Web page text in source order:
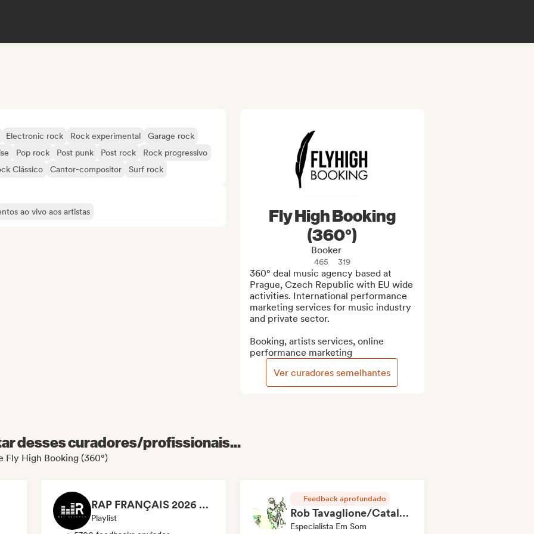
Electronic rock Rock experimental
Garage rock
Pop rock Post punk Post rock
Rock progressivo
Clássico
Cantor-compositor Surf rock
ao vivo aos artistas
Fly High Booking
(360°)
Booker
465 319
360° deal music agency based at
Prague, Czech Republic with EU wide
activities. International performance
marketing services for music industry
and private sector.
Booking, artists services, online
performance marketing
Ver curadores semelhantes
desses curadores/profissionais...
Fly High Booking (360°)
RAP FRANÇAIS 2026 🔥🇫🇷 (Way Records)
Playlist
Feedback aprofundado
Rob Tavaglione/Catalyst Recording
Especialista Em Som